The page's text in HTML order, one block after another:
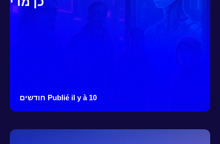
Publié il y à 10 חודשים